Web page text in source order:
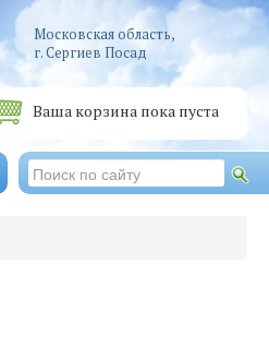
Московская область,
г. Сергиев Посад
Ваша корзина пока пуста